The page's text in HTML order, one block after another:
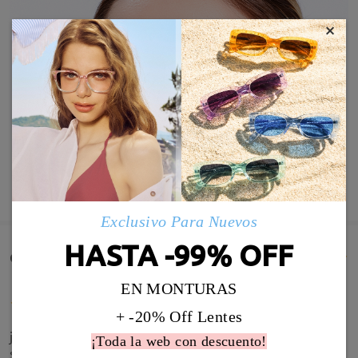
MOSTRAR MÁS
Comentarios de Clientes(8)
just what i was looking for. perfect shaped and
sized aviator.
×
Exclusivo Para Nuevos
HASTA -99% OFF
EN MONTURAS
+ -20% Off Lentes
¡Toda la web con descuento!